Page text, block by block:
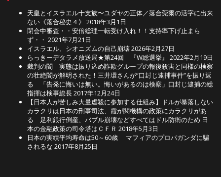
天皇とイスラエル十支族〜ユダヤの正体／落合莞爾の活字に出来
ない《落合秘史４》 2018年3月1日
閉会中審査・・安倍総理一転受け入れ！！支持率下げ止まら
ず・・ 2021年7月21日
イスラエル、シオニズムの自己崩壊2026年2月27日
らっきーデタラメ放送局★第24回 『W総選挙』
2022年2月19日
裁判の闇 実態は振り込め詐欺グループの報復殺害と同様の検察
の壮絶闇が解明された！三井環さんが”口封じ逮捕事件”を振り返
る 「告発に悔いは無い。悔いがあるのは検察」口封じ逮捕の総
指揮は検事総長2017年12月24日
【日本人が苦しみ大量虐殺に参加する仕組み】ドルが暴落しない
カラクリは日本の刑事司法、霞が関機構の政策にカラクリがあ
る 足利銀行倒産、バブル崩壊などすべてはドル防衛のため 日
本の金融政策の司令塔はＣＦＲ 2018年5月3日
日本の実績平均寿命は50～60歳 マフィアのプロパガンダに騙
されるな 2017年8月25日